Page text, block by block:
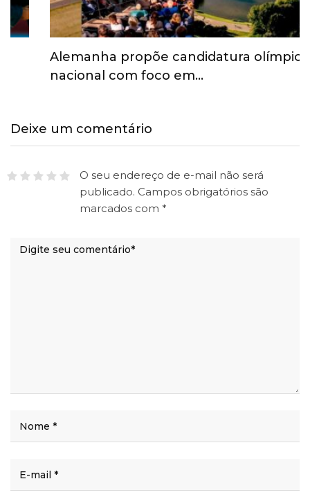
Alemanha propõe candidatura olímpica
nacional com foco em…
Deixe um comentário
O seu endereço de e-mail não será
publicado. Campos obrigatórios são
marcados com *